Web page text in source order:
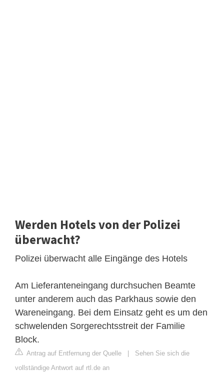
Werden Hotels von der Polizei
überwacht?
Polizei überwacht alle Eingänge des Hotels
Am Lieferanteneingang durchsuchen Beamte
unter anderem auch das Parkhaus sowie den
Wareneingang. Bei dem Einsatz geht es um den
schwelenden Sorgerechtsstreit der Familie
Block.
Antrag auf Entfernung der Quelle | Sehen Sie sich die
vollständige Antwort auf rtl.de an